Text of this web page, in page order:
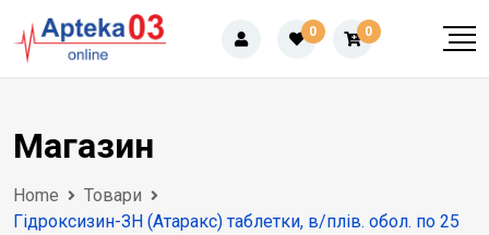
to
content
0 0
Магазин
Home
Товари
Гідроксизин-ЗН (Атаракс) таблетки, в/плів. обол. по 25